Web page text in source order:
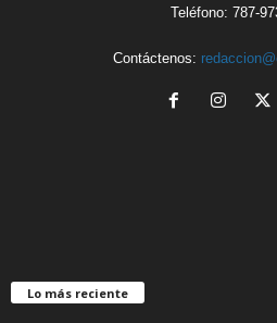
Teléfono: 787-
Contáctenos:
Lo más reciente